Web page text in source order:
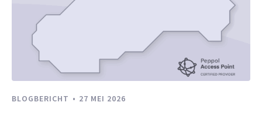
BLOGBERICHT 27 MEI 2026